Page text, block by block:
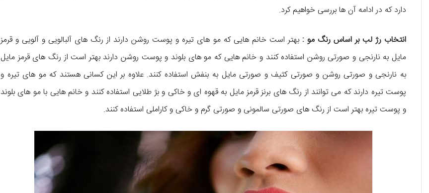
دارد که در ادامه آن ها بررسی خواهیم کرد.
انتخاب رژ لب بر اساس رنگ مو :بهتر است خانم هایی که مو های تیره و پوست روشن دارند از رنگ های آلبالویی و آلویی و قرمز
مایل به نارنجی و صورتی روشن استفاده کنند و خانم‌ هایی که مو های بلوند و پوست روشن دارند بهتر است از رنگ ‌های قرمز مایل
به نارنجی و صورتی روشن و صورتی کثیف و صورتی مایل به بنفش استفاده کنند. علاوه بر این کسانی هستند که مو های تیره و
پوست تیره دارند که می توانند از رنگ ‌های برنز قرمز مایل به قهوه ‌ای و خاکی و بژ طلایی استفاده کنند و خانم ‌هایی با مو های بلوند
و پوست تیره بهتر است از رنگ ‌های صورتی سالمونی و صورتی گرم و خاکی و کاراملی استفاده کنند.